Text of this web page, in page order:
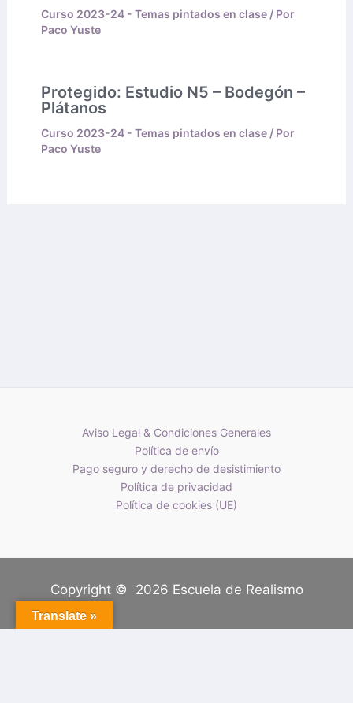
Curso 2023-24 - Temas pintados en clase/ Por
Paco Yuste
Protegido: Estudio N5 – Bodegón –
Plátanos
Curso 2023-24 - Temas pintados en clase/ Por
Paco Yuste
Aviso Legal & Condiciones Generales
Política de envío
Pago seguro y derecho de desistimiento
Política de privacidad
Política de cookies (UE)
Copyright © 2026 Escuela de Realismo
Translate »